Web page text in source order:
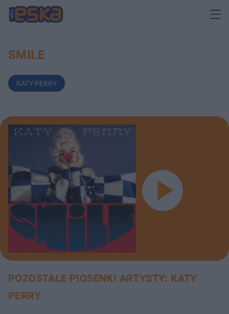
SMILE
KATY PERRY
POZOSTAŁE PIOSENKI ARTYSTY: KATY
PERRY